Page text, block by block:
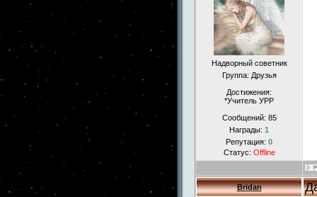
Надворный советник
Группа: Друзья
Достижения:
*Учитель УРР
Сообщений: 85
Награды: 1
Репутация: 0
Статус: Offline
Bridan